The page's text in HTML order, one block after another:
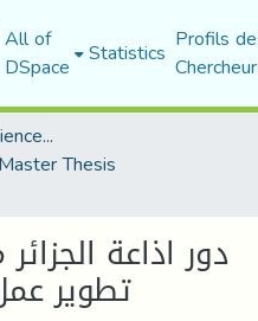
All of
DSpace Statistics Profils
Institute of Sports Sciences and Techniques
Master Thesis
دور اذاعة
تطوير